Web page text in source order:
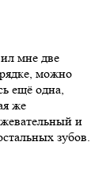
мне две
можно
ещё одна,
же
жевательный и
зубов.